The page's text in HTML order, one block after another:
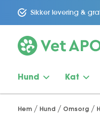
Sikker levering &
Hund Kat
Hem Hund Omsorg